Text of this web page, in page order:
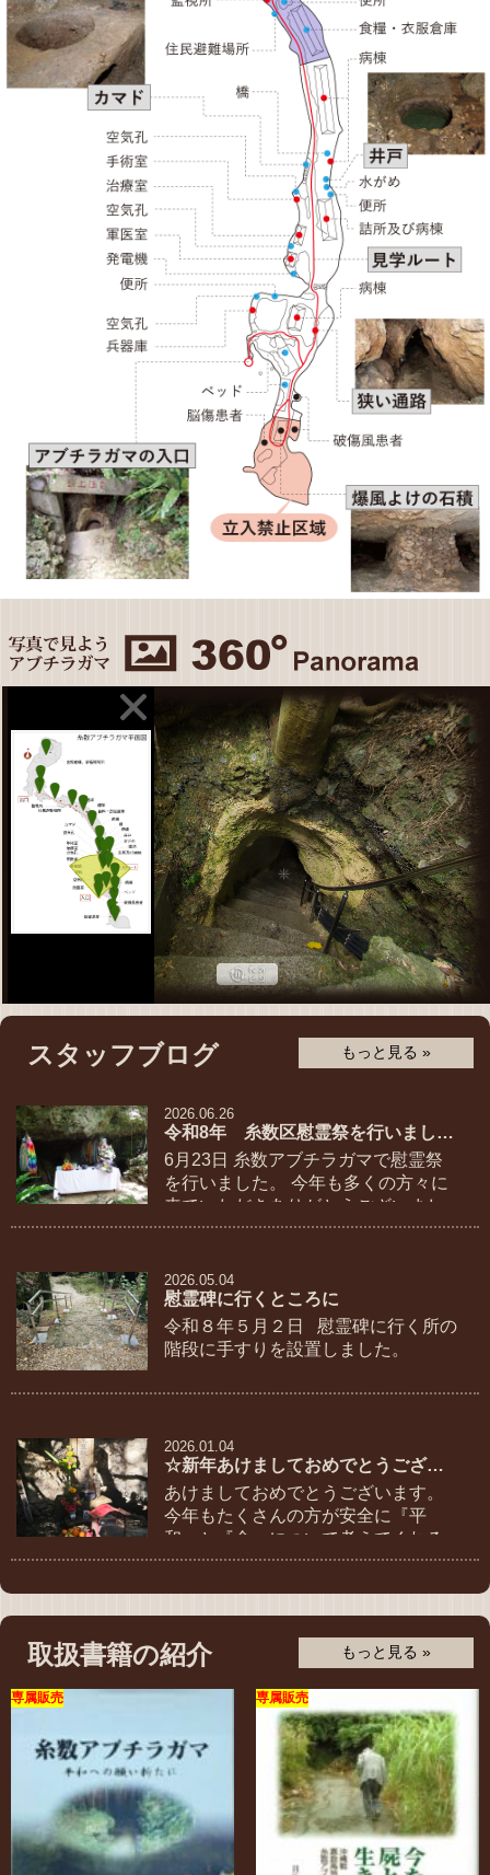
スタッフブログ もっと見る »
2026.06.26
令和8年 糸数区慰霊祭を行いました☆
6月23日 糸数アブチラガマで慰霊祭
を行いました。 今年も多くの方々に
来ていただきありがとうございまし
た。
2026.05.04
慰霊碑に行くところに
令和８年５月２日 慰霊碑に行く所の
階段に手すりを設置しました。
2026.01.04
☆新年あけましておめでとうございます☆
あけましておめでとうございます。
今年もたくさんの方が安全に『平
和』と『命』について考えてくれる
場としていけいるように願いまし
取扱書籍の紹介 もっと見る »
専属販売 専属販売